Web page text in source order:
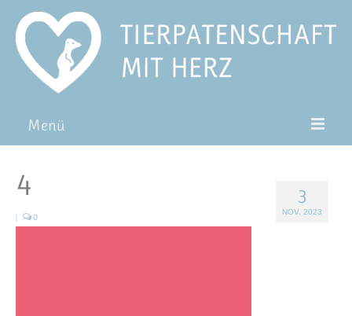
Menü
3
NOV. 2023
4
| 0